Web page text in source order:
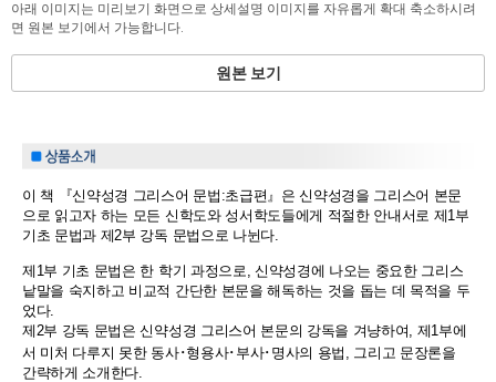
아래 이미지는 미리보기 화면으로 상세설명 이미지를 자유롭게 확대 축소하시려
면 원본 보기에서 가능합니다.
원본 보기
이 책 『신약성경 그리스어 문법:초급편』은 신약성경을 그리스어 본문
으로 읽고자 하는 모든 신학도와 성서학도들에게 적절한 안내서로 제1부
기초 문법과 제2부 강독 문법으로 나뉜다.
제1부 기초 문법은 한 학기 과정으로, 신약성경에 나오는 중요한 그리스
낱말을 숙지하고 비교적 간단한 본문을 해독하는 것을 돕는 데 목적을 두
었다.
제2부 강독 문법은 신약성경 그리스어 본문의 강독을 겨냥하여, 제1부에
서 미처 다루지 못한 동사･형용사･부사･명사의 용법, 그리고 문장론을
간략하게 소개한다.